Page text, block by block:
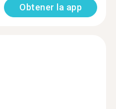
Obtener la app